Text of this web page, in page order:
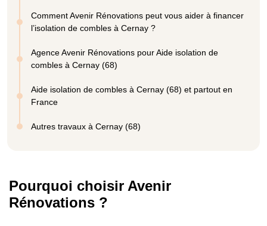
Comment Avenir Rénovations peut vous aider à financer
l’isolation de combles à Cernay ?
Agence Avenir Rénovations pour Aide isolation de
combles à Cernay (68)
Aide isolation de combles à Cernay (68) et partout en
France
Autres travaux à Cernay (68)
Pourquoi choisir Avenir
Rénovations ?